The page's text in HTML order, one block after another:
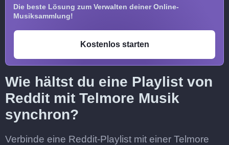
Die beste Lösung zum Verwalten deiner Online-
Musiksammlung!
Kostenlos starten
Wie hältst du eine Playlist von
Reddit mit Telmore Musik
synchron?
Verbinde eine Reddit-Playlist mit einer Telmore